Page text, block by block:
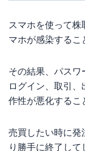
スマホを使って
マホが感染するこ
その結果、パスワ
ログイン、取引
作性が悪化するこ
売買したい時に発
り勝手に終了し